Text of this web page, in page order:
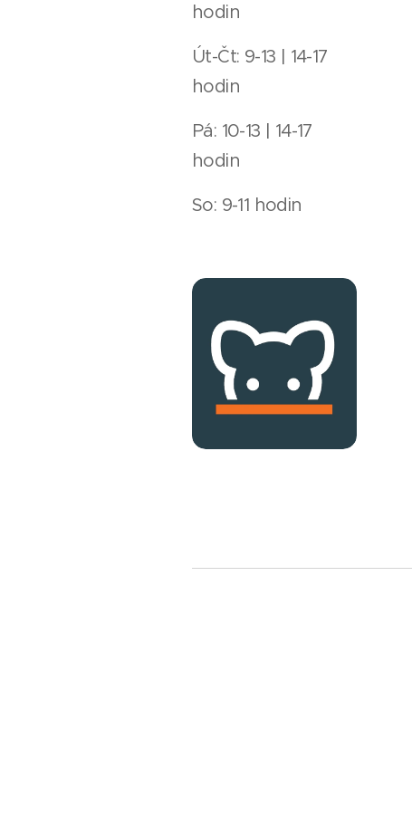
hodin
Út-Čt: 9-13 | 14-17
hodin
Pá: 10-13 | 14-17
hodin
So: 9-11 hodin